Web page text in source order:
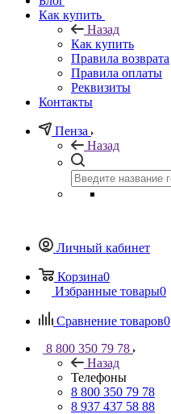
Как купить
Назад
Как купить
Правила возврата
Правила оплаты
Реквизиты
Контакты
Пенза
Назад
Личный кабинет
Корзина0
Избранные товары0
Сравнение товаров0
8 800 350 79 78
Назад
Телефоны
8 800 350 79 78
8 937 437 58 88